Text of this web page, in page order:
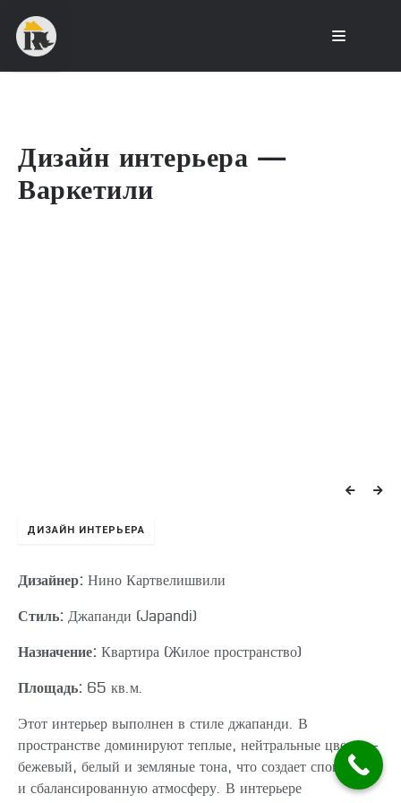
Дизайн интерьера —
Варкетили
ДИЗАЙН ИНТЕРЬЕРА
Дизайнер: Нино Картвелишвили
Стиль: Джапанди (Japandi)
Назначение: Квартира (Жилое пространство)
Площадь: 65 кв.м.
Этот интерьер выполнен в стиле джапанди. В
пространстве доминируют теплые, нейтральные цвета —
бежевый, белый и земляные тона, что создает спокойную
и сбалансированную атмосферу. В интерьере